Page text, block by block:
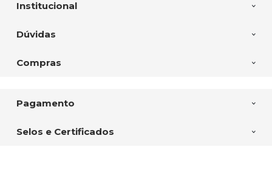
Institucional
Dúvidas
Compras
Pagamento
Selos e Certificados